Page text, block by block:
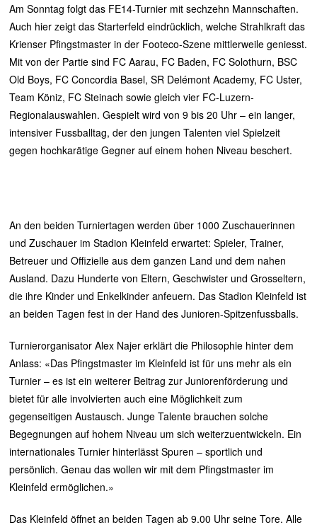
Am Sonntag folgt das FE14-Turnier mit sechzehn Mannschaften.
Auch hier zeigt das Starterfeld eindrücklich, welche Strahlkraft das
Krienser Pfingstmaster in der Footeco-Szene mittlerweile geniesst.
Mit von der Partie sind FC Aarau, FC Baden, FC Solothurn, BSC
Old Boys, FC Concordia Basel, SR Delémont Academy, FC Uster,
Team Köniz, FC Steinach sowie gleich vier FC-Luzern-
Regionalauswahlen. Gespielt wird von 9 bis 20 Uhr – ein langer,
intensiver Fussballtag, der den jungen Talenten viel Spielzeit
gegen hochkarätige Gegner auf einem hohen Niveau beschert.
An den beiden Turniertagen werden über 1000 Zuschauerinnen
und Zuschauer im Stadion Kleinfeld erwartet: Spieler, Trainer,
Betreuer und Offizielle aus dem ganzen Land und dem nahen
Ausland. Dazu Hunderte von Eltern, Geschwister und Grosseltern,
die ihre Kinder und Enkelkinder anfeuern. Das Stadion Kleinfeld ist
an beiden Tagen fest in der Hand des Junioren-Spitzenfussballs.
Turnierorganisator Alex Najer erklärt die Philosophie hinter dem
Anlass: «Das Pfingstmaster im Kleinfeld ist für uns mehr als ein
Turnier – es ist ein weiterer Beitrag zur Juniorenförderung und
bietet für alle involvierten auch eine Möglichkeit zum
gegenseitigen Austausch. Junge Talente brauchen solche
Begegnungen auf hohem Niveau um sich weiterzuentwickeln. Ein
internationales Turnier hinterlässt Spuren – sportlich und
persönlich. Genau das wollen wir mit dem Pfingstmaster im
Kleinfeld ermöglichen.»
Das Kleinfeld öffnet an beiden Tagen ab 9.00 Uhr seine Tore. Alle